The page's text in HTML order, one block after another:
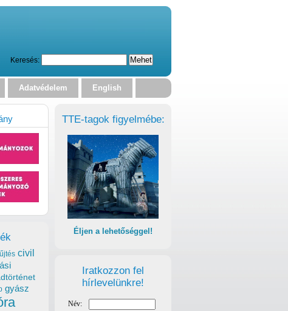
Keresés:
Adatvédelem English
TTE-tagok figyelmébe:
Éljen a lehetőséggel!
Iratkozzon fel
hírlevelünkre!
civil
gyász